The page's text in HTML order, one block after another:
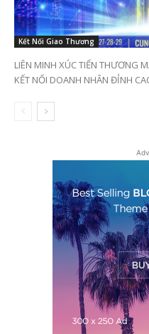
Kết Nối Giao Thương
LIÊN MINH XÚC TIẾN THƯƠNG
KẾT NỐI DOANH NHÂN ĐỈNH